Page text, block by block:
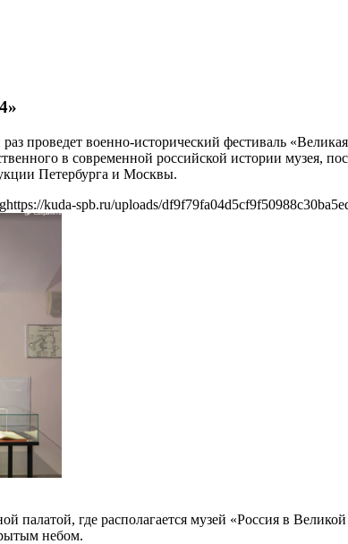
проведет военно-исторический фестиваль
в современной российской истории музея,
Петербурга и Москвы.
https://kuda-spb.ru/uploads/
палатой, где располагается музей «Россия в
небом.